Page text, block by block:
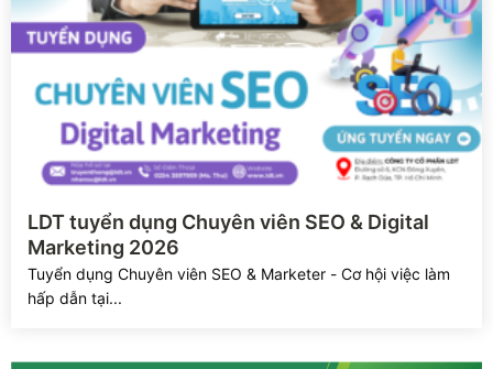
Xem chi tiết
LDT tuyển dụng Chuyên viên SEO & Digital
Marketing 2026
Tuyển dụng Chuyên viên SEO & Marketer - Cơ hội việc làm
hấp dẫn tại...